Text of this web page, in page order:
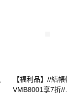
【福利品】//結
VMB8001享7折//